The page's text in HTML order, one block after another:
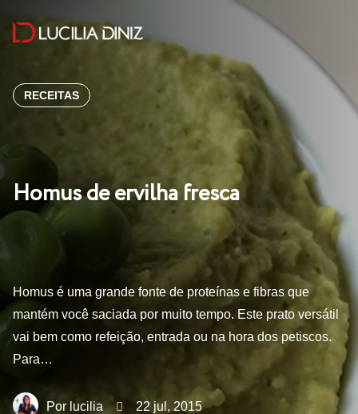
RECEITAS
Homus de ervilha fresca
Homus é uma grande fonte de proteínas e fibras que
mantém você saciada por muito tempo. Este prato versátil
vai bem como refeição, entrada ou na hora dos petiscos.
Para…
lucilia 22 jul, 2015